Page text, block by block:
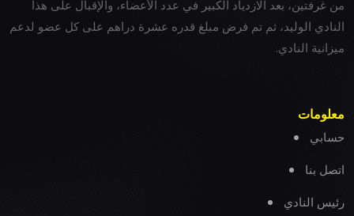
من غرفتين، بعد الازدياد الكبير في عدد الأعضاء، والإقبال على هذا
النادي الوليد، ثم تم فرض مبلغ قدره عشرة دراهم على كل عضو لدعم
ميزانية النادي.
معلومات
حسابي
اتصل بنا
رئيس النادي